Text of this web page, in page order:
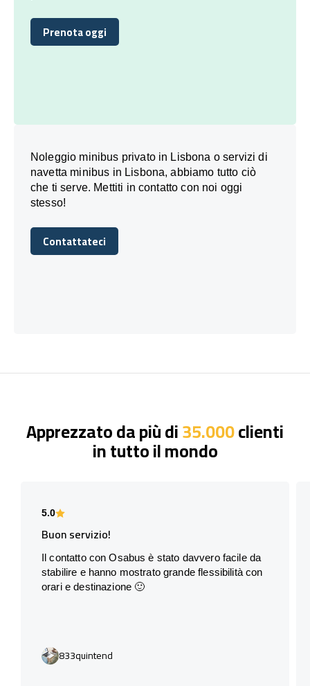
Prenota oggi
Prenota oggi
Noleggio minibus privato in Lisbona o servizi di
navetta minibus in Lisbona, abbiamo tutto ciò
che ti serve. Mettiti in contatto con noi oggi
stesso!
Contattateci
Contattateci
Apprezzato da più di35.000clienti
in tutto il mondo
5.0
Buon servizio!
Il contatto con Osabus è stato davvero facile da
stabilire e hanno mostrato grande flessibilità con
orari e destinazione 🙂
833quintend